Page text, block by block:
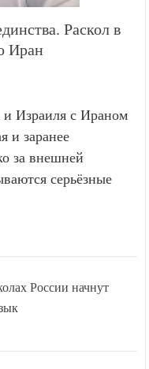
Раскол в
Иран
Израиля с Ираном
и заранее
за внешней
серьёзные
России начнут